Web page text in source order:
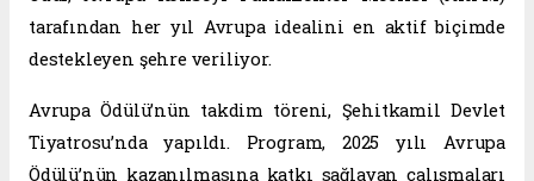
tarafından her yıl Avrupa idealini en aktif biçimde
destekleyen şehre veriliyor.
Avrupa Ödülü’nün takdim töreni, Şehitkamil Devlet
Tiyatrosu’nda yapıldı. Program, 2025 yılı Avrupa
Ödülü’nün kazanılmasına katkı sağlayan çalışmaları